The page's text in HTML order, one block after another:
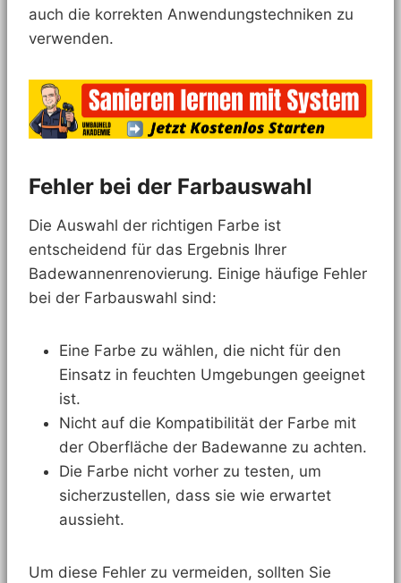
auch die korrekten Anwendungstechniken zu
verwenden.
Fehler bei der Farbauswahl
Die Auswahl der richtigen Farbe ist
entscheidend für das Ergebnis Ihrer
Badewannenrenovierung. Einige häufige Fehler
bei der Farbauswahl sind:
Eine Farbe zu wählen, die nicht für den
Einsatz in feuchten Umgebungen geeignet
ist.
Nicht auf die Kompatibilität der Farbe mit
der Oberfläche der Badewanne zu achten.
Die Farbe nicht vorher zu testen, um
sicherzustellen, dass sie wie erwartet
aussieht.
Um diese Fehler zu vermeiden, sollten Sie